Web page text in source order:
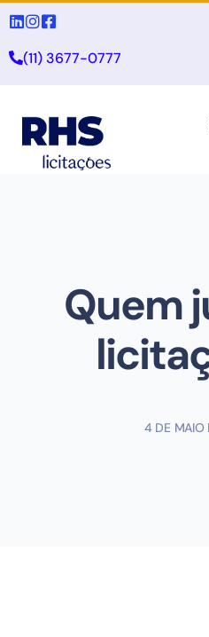
(11) 3677-0777
Quem
4 DE MAIO